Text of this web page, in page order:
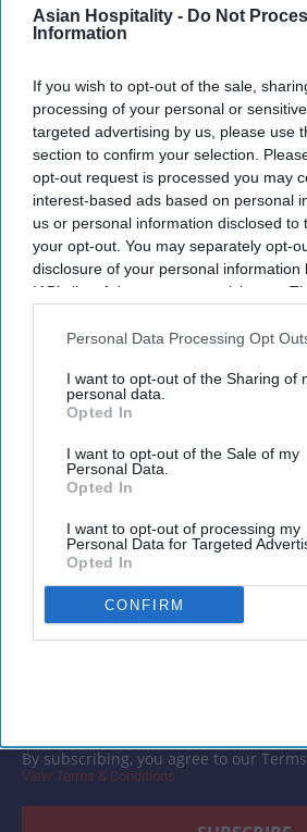
Asian Hospitality - Do Not
Information
If you wish to opt-out of the sale,
processing of your personal or
targeted advertising by us, please use
section to confirm your selection.
opt-out request is processed you may
interest-based ads based on personal
us or personal information disclosed to
your opt-out. You may separately opt-
disclosure of your personal information
IAB’s list of downstream participants.
Downstream Participantsthat may
Personal Data Processing Opt
I want to opt-out of the Sharing of
personal data.
Opted In
I want to opt-out of the Sale of my
Personal Data.
Opted In
I want to opt-out of processing my
Personal Data for Targeted
Opted In
CONFIRM
later co-opted to work for
former Trump administration
2018, according to the report.
India and China together
half of all international students
2024-25. India had 363,019
265,919, making up 53 percent
million foreign students. F-1
Chinese students also fell to
Subscribe to our weekly